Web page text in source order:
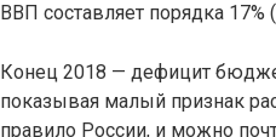
ВВП составляет порядка
Конец 2018 — дефицит
показывая малый признак
правило России, и можно